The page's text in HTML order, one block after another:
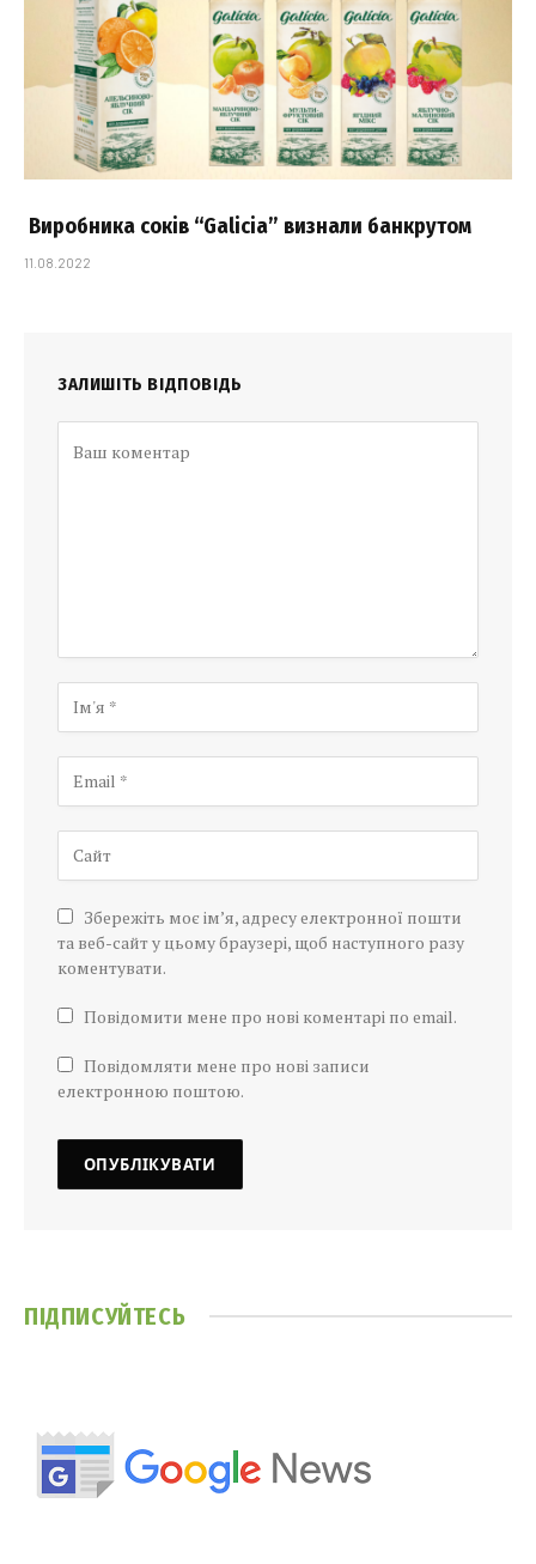
Виробника соків “Galicia” визнали банкрутом
11.08.2022
ЗАЛИШІТЬ ВІДПОВІДЬ
Збережіть моє ім’я, адресу електронної пошти
та веб-сайт у цьому браузері, щоб наступного разу
коментувати.
Повідомити мене про нові коментарі по email.
Повідомляти мене про нові записи
електронною поштою.
ПІДПИСУЙТЕСЬ